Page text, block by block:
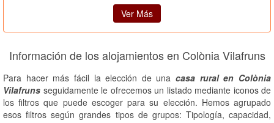
Ver Más
Información de los alojamientos en Colònia Vilafruns
Para hacer más fácil la elección de unacasa rural en Colònia
Vilafruns seguidamente le ofrecemos un listado mediante iconos de
los filtros que puede escoger para su elección. Hemos agrupado
esos filtros según grandes tipos de grupos: Tipología, capacidad,